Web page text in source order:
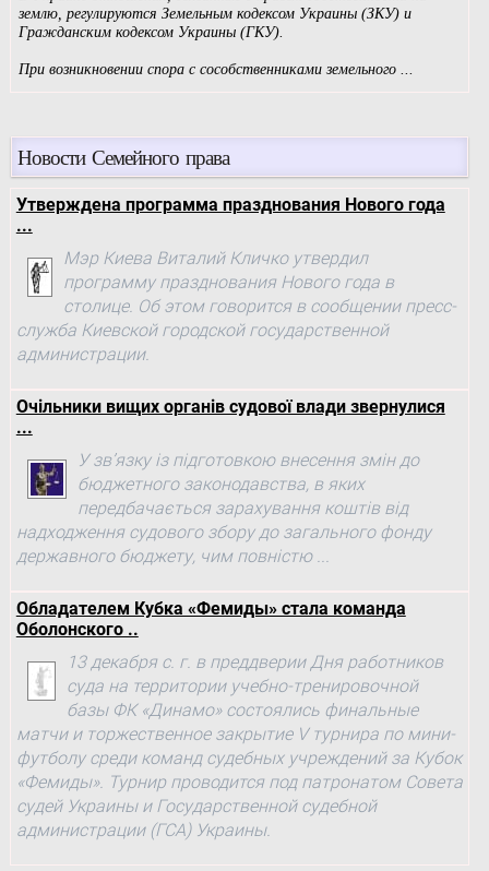
Новости Семейного права
Утверждена программа празднования Нового года
...
Мэр Киева Виталий Кличко утвердил
программу празднования Нового года в
столице. Об этом говорится в сообщении пресс-
служба Киевской городской государственной
администрации.
Очільники вищих органів судової влади звернулися
...
У зв’язку із підготовкою внесення змін до
бюджетного законодавства, в яких
передбачається зарахування коштів від
надходження судового збору до загального фонду
державного бюджету, чим повністю ...
Обладателем Кубка «Фемиды» стала команда
Оболонского ..
13 декабря с. г. в преддверии Дня работников
суда на территории учебно-тренировочной
базы ФК «Динамо» состоялись финальные
матчи и торжественное закрытие V турнира по мини-
футболу среди команд судебных учреждений за Кубок
«Фемиды». Турнир проводится под патронатом Совета
судей Украины и Государственной судебной
администрации (ГСА) Украины.